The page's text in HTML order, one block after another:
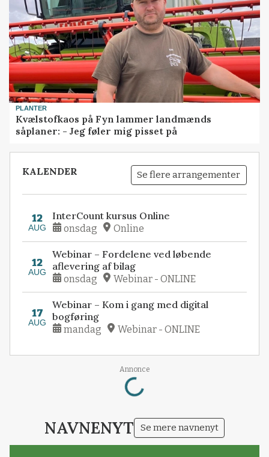
PLANTER
Kvælstofkaos på Fyn lammer landmænds
såplaner: - Jeg føler mig pisset på
KALENDER Se flere arrangementer
12
AUG
InterCount kursus Online
onsdag Online
12
AUG
Webinar – Fordelene ved løbende
aflevering af bilag
onsdag Webinar - ONLINE
17
AUG
Webinar – Kom i gang med digital
bogføring
mandag Webinar - ONLINE
Annonce
Loading...
NAVNENYT Se mere navnenyt